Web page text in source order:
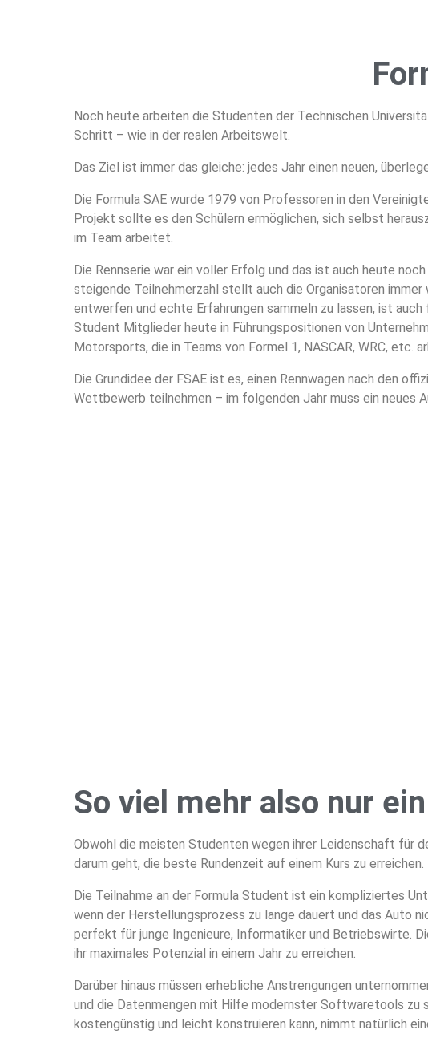
Noch heute arbeiten die Studenten der Technischen
Schritt – wie in der realen Arbeitswelt.
Das Ziel ist immer das gleiche: jedes Jahr einen neuen,
Die Formula SAE wurde 1979 von Professoren in den
Projekt sollte es den Schülern ermöglichen, sich selbst
im Team arbeitet.
Die Rennserie war ein voller Erfolg und das ist auch heute
steigende Teilnehmerzahl stellt auch die Organisatoren
entwerfen und echte Erfahrungen sammeln zu lassen, ist
Student Mitglieder heute in Führungspositionen von
Motorsports, die in Teams von Formel 1, NASCAR, WRC, etc.
Die Grundidee der FSAE ist es, einen Rennwagen nach den
Wettbewerb teilnehmen – im folgenden Jahr muss ein neues
So viel mehr also nur
Obwohl die meisten Studenten wegen ihrer Leidenschaft für
darum geht, die beste Rundenzeit auf einem Kurs zu erreichen.
Die Teilnahme an der Formula Student ist ein kompliziertes
wenn der Herstellungsprozess zu lange dauert und das Auto
perfekt für junge Ingenieure, Informatiker und Betriebswirte.
ihr maximales Potenzial in einem Jahr zu erreichen.
Darüber hinaus müssen erhebliche Anstrengungen
und die Datenmengen mit Hilfe modernster Softwaretools zu
kostengünstig und leicht konstruieren kann, nimmt natürlich